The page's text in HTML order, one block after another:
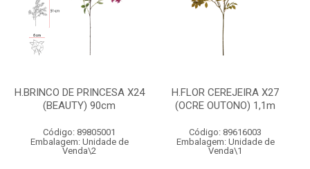
H.BRINCO DE PRINCESA X24
(BEAUTY) 90cm
Código: 89805001
Embalagem: Unidade de
Venda\2
H.FLOR CEREJEIRA X27
(OCRE OUTONO) 1,1m
Código: 89616003
Embalagem: Unidade de
Venda\1